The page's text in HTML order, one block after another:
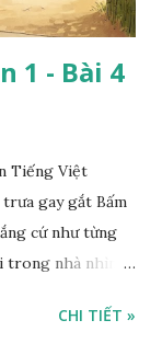
1 - Bài 4
Tiếng Việt
gay gắt Bấm
cứ như từng
nhà nhìn
CHI TIẾT »